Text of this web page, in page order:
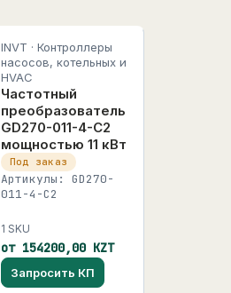
INVT · Контроллеры
насосов, котельных и
HVAC
Частотный
преобразователь
GD270-011-4-C2
мощностью 11 кВт
Под заказ
Артикулы: GD270-
011-4-C2
1 SKU
от 154200,00 KZT
Запросить КП